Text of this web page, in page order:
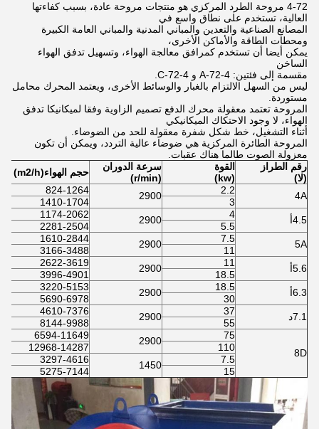
4-72 مروحة الطرد المركزي هو منتجات مروحة عادة، بسبب كفاءتها
العالية، تستخدم على نطاق واسع في
المصانع الصناعية والتعدين والمباني المدنية والمباني العامة الكبيرة
ومحطات الطاقة والأماكن الأخرى،
يمكن أيضا أن تستخدم كمرافق معالجة الهواء، وتسهيل تدفق الهواء
الساخن
مقسمة إلى فئتين: 4-72-A و 4-72-C.
ليس من السهل الالتزام بالغبار والوسائط الأخرى، ويعتمد المحرك محامل
مستوردة.
المروحة تعتمد معقولة محرك الدفع تصميم الزاوية وفقا لميكانيكا تدفق
الهواء، لا وجود الاحتكاك الميكانيكي
أثناء التشغيل، خط شكل شفرة معقولة للحد من الضوضاء.
المروحة الطائرة المركزية هي ضوضاء عالية التردد، ويمكن أن تكون
معزولة الصوت طالما هناك عقبات.
رقم الطراز
(لا)
القوة
(kw)
سرعة الدوران
(r/min)
حجم الهواء(m2/h)
4A
2.2
2900
824-1264
3
1410-1704
4.5أ
4
2900
1174-2062
5.5
2281-2504
5A
7.5
2900
1610-2844
11
3166-3488
5.6أ
11
2900
2622-3619
18.5
3996-4901
6.3أ
18.5
2900
3220-5153
30
5690-6978
7.1د
37
2900
4610-7376
55
8144-9988
8D
75
2900
6594-11649
110
12968-14287
7.5
1450
3297-4616
15
5275-7144